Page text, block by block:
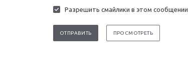
Разрешить смайлики в этом сообщении